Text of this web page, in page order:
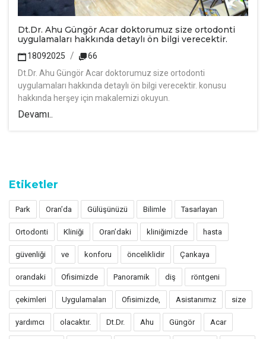
Dt.Dr. Ahu Güngör Acar doktorumuz size ortodonti
uygulamaları hakkında detaylı ön bilgi verecektir.
18092025
66
Dt.Dr. Ahu Güngör Acar doktorumuz size ortodonti
uygulamaları hakkında detaylı ön bilgi verecektir. konusu
hakkında herşey için makalemizi okuyun.
Devamı..
Etiketler
Park Oran’da Gülüşünüzü Bilimle Tasarlayan
Ortodonti Kliniği Oran’daki kliniğimizde hasta
güvenliği ve konforu önceliklidir Çankaya
orandaki Ofisimizde Panoramik diş röntgeni
çekimleri Uygulamaları Ofisimizde, Asistanımız size
yardımcı olacaktır. Dt.Dr. Ahu Güngör Acar